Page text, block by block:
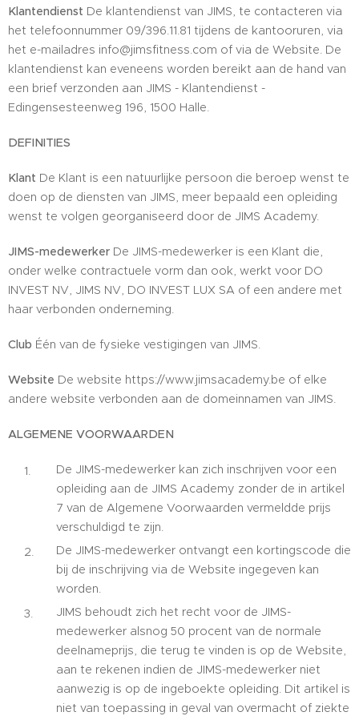
Klantendienst De klantendienst van JIMS, te contacteren via
het telefoonnummer 09/396.11.81 tijdens de kantooruren, via
het e-mailadres info@jimsfitness.com of via de Website. De
klantendienst kan eveneens worden bereikt aan de hand van
een brief verzonden aan JIMS - Klantendienst -
Edingensesteenweg 196, 1500 Halle.
DEFINITIES
Klant De Klant is een natuurlijke persoon die beroep wenst te
doen op de diensten van JIMS, meer bepaald een opleiding
wenst te volgen georganiseerd door de JIMS Academy.
JIMS-medewerker De JIMS-medewerker is een Klant die,
onder welke contractuele vorm dan ook, werkt voor DO
INVEST NV, JIMS NV, DO INVEST LUX SA of een andere met
haar verbonden onderneming.
Club Één van de fysieke vestigingen van JIMS.
Website De website https://www.jimsacademy.be of elke
andere website verbonden aan de domeinnamen van JIMS.
ALGEMENE VOORWAARDEN
De JIMS-medewerker kan zich inschrijven voor een
opleiding aan de JIMS Academy zonder de in artikel
7 van de Algemene Voorwaarden vermeldde prijs
verschuldigd te zijn.
De JIMS-medewerker ontvangt een kortingscode die
bij de inschrijving via de Website ingegeven kan
worden.
JIMS behoudt zich het recht voor de JIMS-
medewerker alsnog 50 procent van de normale
deelnameprijs, die terug te vinden is op de Website,
aan te rekenen indien de JIMS-medewerker niet
aanwezig is op de ingeboekte opleiding. Dit artikel is
niet van toepassing in geval van overmacht of ziekte